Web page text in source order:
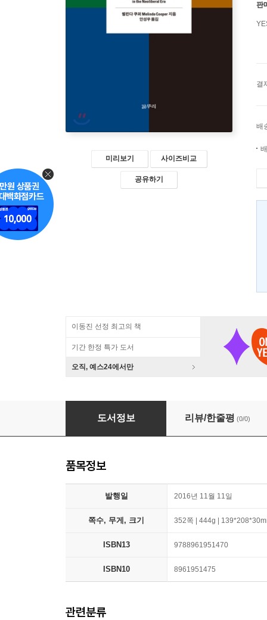
미리보기 사이즈비교
공유하기
판
결
배
이동진 선정 최고의 책
기간 한정 특가 도서
오직, 예스24에서만
잉여로서의 생명
도서정보 리뷰/한줄평 (0/0)
품목정보
발행일 2016년 11월 11일
쪽수, 무게, 크기 352쪽 | 444g |
ISBN13 9788961951470
ISBN10 8961951475
관련분류